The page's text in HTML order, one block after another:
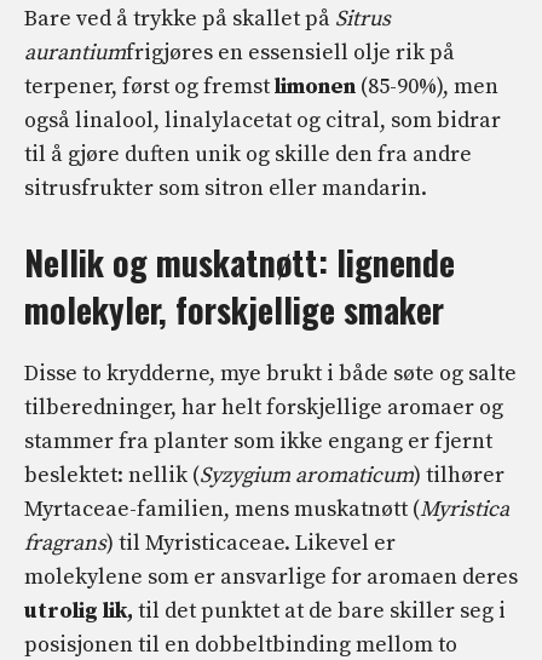
Bare ved å trykke på skallet på Sitrus
aurantiumfrigjøres en essensiell olje rik på
terpener, først og fremstlimonen (85-90%), men
også linalool, linalylacetat og citral, som bidrar
til å gjøre duften unik og skille den fra andre
sitrusfrukter som sitron eller mandarin.
Nellik og muskatnøtt: lignende
molekyler, forskjellige smaker
Disse to krydderne, mye brukt i både søte og salte
tilberedninger, har helt forskjellige aromaer og
stammer fra planter som ikke engang er fjernt
beslektet: nellik (Syzygium aromaticum) tilhører
Myrtaceae-familien, mens muskatnøtt (Myristica
fragrans) til Myristicaceae. Likevel er
molekylene som er ansvarlige for aromaen deres
utrolig lik, til det punktet at de bare skiller seg i
posisjonen til en dobbeltbinding mellom to